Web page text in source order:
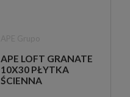
APE LOFT GRANATE
10X30 PŁYTKA
ŚCIENNA